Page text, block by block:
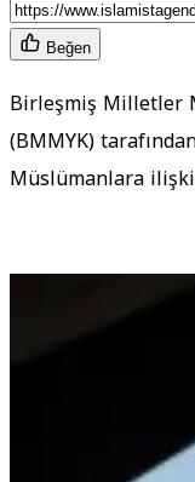
Beğen
Birleşmiş Milletler
(BMMYK)
Müslümanlara